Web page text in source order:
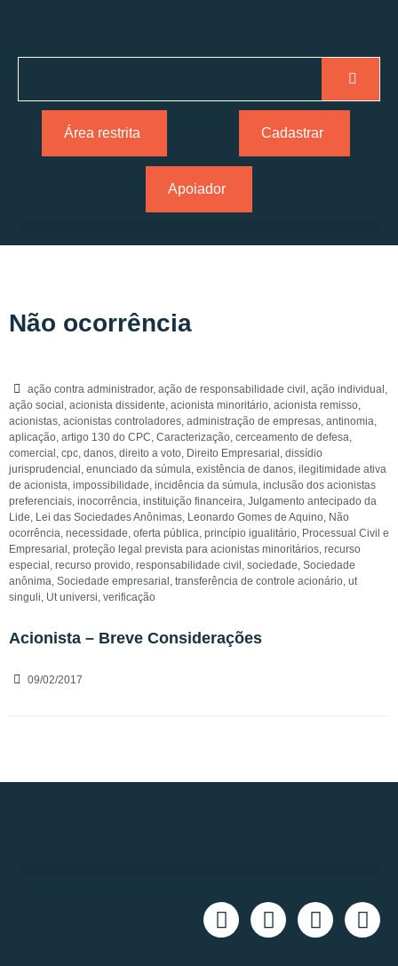
Área restrita Cadastrar
Apoiador
Não ocorrência
ação contra administrador, ação de responsabilidade civil , ação individual ,
ação social , acionista dissidente, acionista minoritário, acionista remisso,
acionistas, acionistas controladores, administração de empresas, antinomia,
aplicação, artigo 130 do CPC, Caracterização, cerceamento de defesa,
comercial , cpc, danos, direito a voto, Direito Empresarial , dissídio
jurisprudencial , enunciado da súmula, existência de danos, ilegitimidade ativa
de acionista, impossibilidade, incidência da súmula, inclusão dos acionistas
preferenciais, inocorrência, instituição financeira, Julgamento antecipado da
Lide, Lei das Sociedades Anônimas, Leonardo Gomes de Aquino, Não
ocorrência, necessidade, oferta pública, princípio igualitário, Processual Civil e
Empresarial , proteção legal prevista para acionistas minoritários, recurso
especial , recurso provido, responsabilidade civil , sociedade, Sociedade
anônima, Sociedade empresarial , transferência de controle acionário, ut
singuli, Ut universi, verificação
Acionista – Breve Considerações
09/02/2017